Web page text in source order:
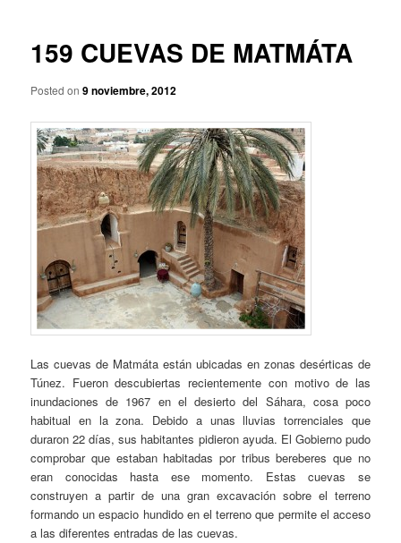
e
g
ó
n
d
e
e
n
t
r
a
d
a
159 CUEVAS DE MATMÁTA
Posted on9 noviembre, 2012
Las cuevas de Matmáta están ubicadas en zonas desérticas de
Túnez. Fueron descubiertas recientemente con motivo de las
inundaciones de 1967 en el desierto del Sáhara, cosa poco
habitual en la zona. Debido a unas lluvias torrenciales que
duraron 22 días, sus habitantes pidieron ayuda. El Gobierno pudo
comprobar que estaban habitadas por tribus bereberes que no
eran conocidas hasta ese momento. Estas cuevas se
construyen a partir de una gran excavación sobre el terreno
formando un espacio hundido en el terreno que permite el acceso
a las diferentes entradas de las cuevas.